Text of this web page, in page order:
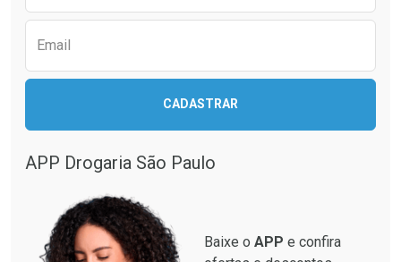
Email
CADASTRAR
APP Drogaria São Paulo
Baixe o APP e confira